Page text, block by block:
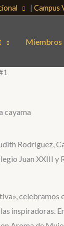
| Campus
Miembros
cayama
Rodríguez,
Juan XXIII y
celebramos
inspiradoras.